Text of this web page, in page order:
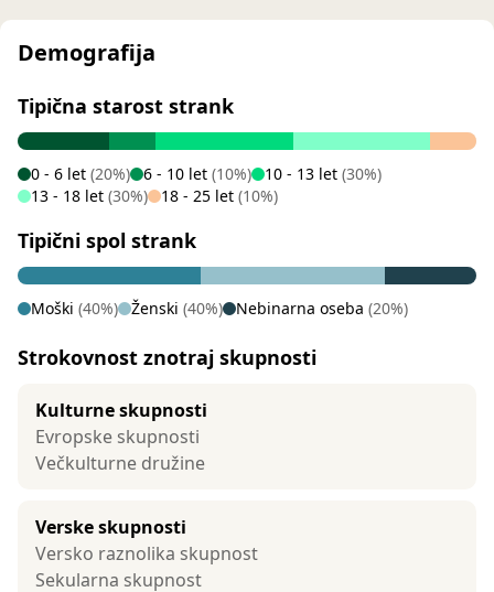
Demografija
Tipična starost strank
0 - 6 let (20%) 6 - 10 let (10%) 10 - 13 let (30%)
13 - 18 let (30%) 18 - 25 let (10%)
Tipični spol strank
Moški (40%) Ženski (40%) Nebinarna oseba (20%)
Strokovnost znotraj skupnosti
Kulturne skupnosti
Evropske skupnosti
Večkulturne družine
Verske skupnosti
Versko raznolika skupnost
Sekularna skupnost